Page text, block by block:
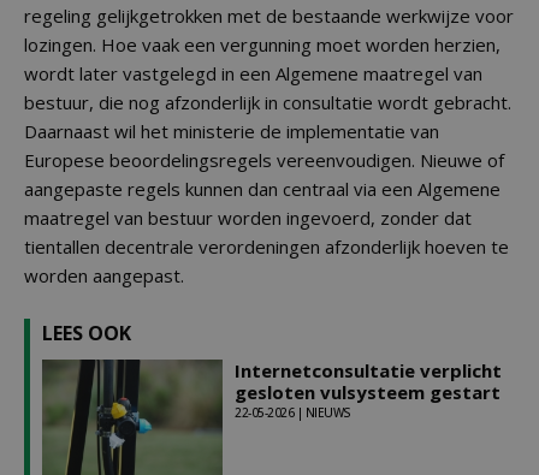
regeling gelijkgetrokken met de bestaande werkwijze voor
lozingen. Hoe vaak een vergunning moet worden herzien,
wordt later vastgelegd in een Algemene maatregel van
bestuur, die nog afzonderlijk in consultatie wordt gebracht.
Daarnaast wil het ministerie de implementatie van
Europese beoordelingsregels vereenvoudigen. Nieuwe of
aangepaste regels kunnen dan centraal via een Algemene
maatregel van bestuur worden ingevoerd, zonder dat
tientallen decentrale verordeningen afzonderlijk hoeven te
worden aangepast.
LEES OOK
Internetconsultatie verplicht
gesloten vulsysteem gestart
22-05-2026 | NIEUWS